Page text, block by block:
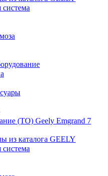
(ТО) Geely Emgrand 7
из каталога GEELY